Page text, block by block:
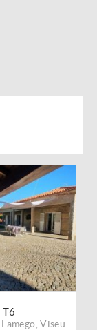
T6
Lamego ,Viseu